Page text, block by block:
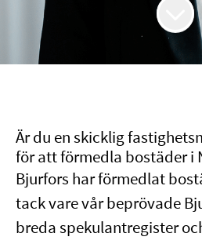
Är du en skicklig
för att förmedla bostäder i
Bjurfors har förmedlat
tack vare vår beprövade
breda spekulantregister